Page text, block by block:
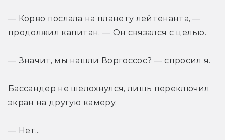
— Корво послала на планету лейтенанта, —
продолжил капитан. — Он связался с целью.
— Значит, мы нашли Воргоссос? — спросил я.
Бассандер не шелохнулся, лишь переключил
экран на другую камеру.
— Нет...